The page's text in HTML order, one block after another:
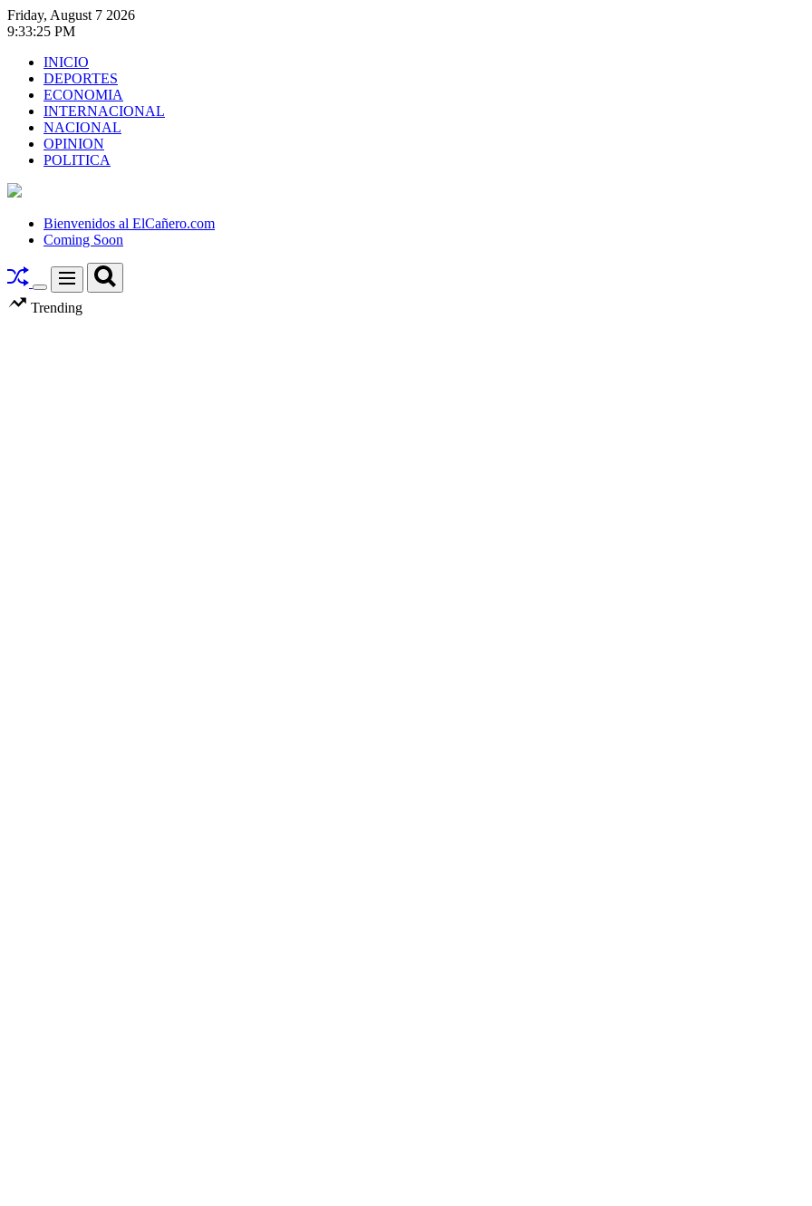
Skip
to
Friday, August 7 2026
9:33:26 PM
INICIO
DEPORTES
ECONOMIA
INTERNACIONAL
NACIONAL
OPINION
POLITICA
El
Bienvenidos al ElCañero.com
Coming Soon
Switch
color
Menu Search
Trending